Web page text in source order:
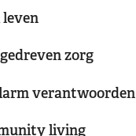
zorg
verantwoorden
living